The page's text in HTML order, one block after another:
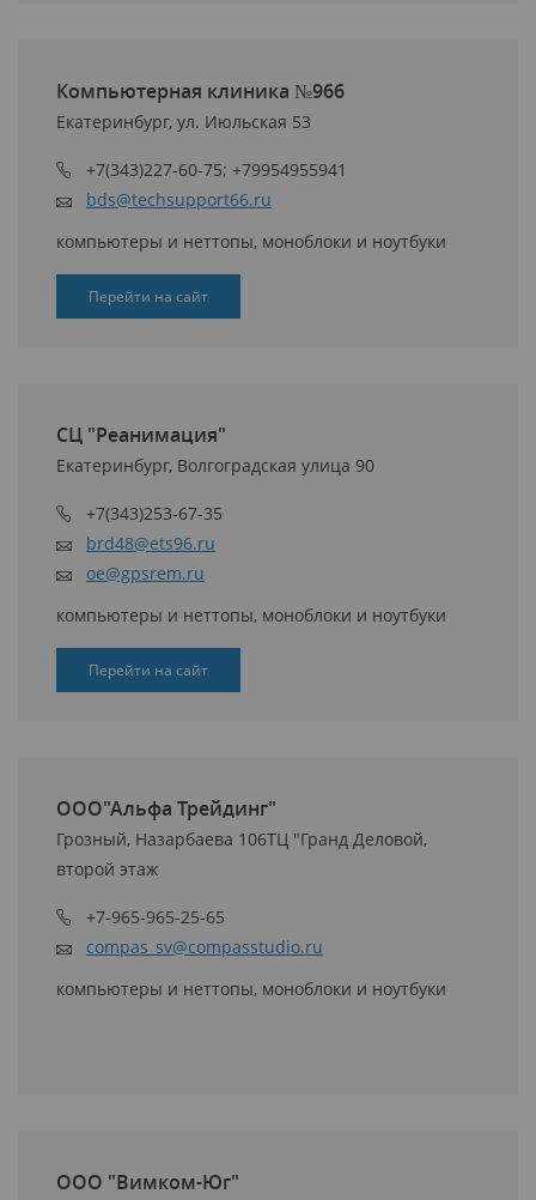
Компьютерная клиника №966
Екатеринбург, ул. Июльская 53
+7(343)227-60-75; +79954955941
bds@techsupport66.ru
компьютеры и неттопы, моноблоки и ноутбуки
Перейти на сайт
СЦ "Реанимация"
Екатеринбург, Волгоградская улица 90
+7(343)253-67-35
brd48@ets96.ru
oe@gpsrem.ru
компьютеры и неттопы, моноблоки и ноутбуки
Перейти на сайт
ООО"Альфа Трейдинг"
Грозный, Назарбаева 106ТЦ "Гранд Деловой,
второй этаж
+7-965-965-25-65
compas_sv@compasstudio.ru
компьютеры и неттопы, моноблоки и ноутбуки
ООО "Вимком-Юг"